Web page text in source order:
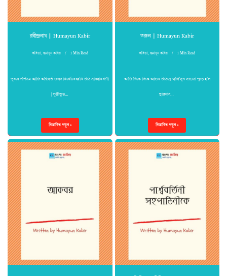
রবীন্দ্রনাথ || Humayun Kabir
কবিতা , হুমায়ুন কবির 1 Min Read
পুরবে পশ্চিমে আজি অগ্নিগর্ভ জলদ নির্ঘোষেধ্বনি উঠে সাবধানবাণী
| পুঞ্জীভূত…
বিস্তারিত পড়ুন »
তরুন || Humayun Kabir
কবিতা,হুমায়ুন কবির 1 Min Read
আজি দিকে দিকে আগুন উঠেছে জ্বলি’সুখ সভ্যতা পুড়ে হ’ল
ছারখার…
বিস্তারিত পড়ুন »